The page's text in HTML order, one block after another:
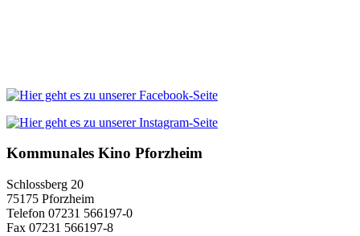
Kommunales Kino Pforzheim
Schlossberg 20
75175 Pforzheim
Telefon 07231 566197-0
Fax 07231 566197-8